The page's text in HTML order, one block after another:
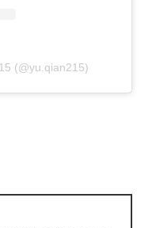
(@yu.qian215)